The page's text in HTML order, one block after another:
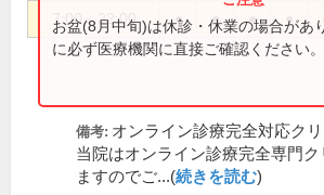
7:00～22:00 ● ● ● ●
お盆(8月中旬)は休診・休業の場合があ
に必ず医療機関に直接ご確認ください。
備考: オンライン診療完全対応ク
当院はオンライン診療完全専門
ますのでご...(続きを読む)